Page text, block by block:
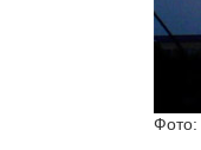
Фото: